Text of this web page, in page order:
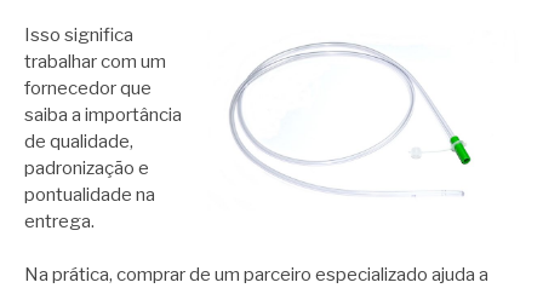
Isso significa
trabalhar com um
fornecedor que
saiba a importância
de qualidade,
padronização e
pontualidade na
entrega.
Na prática, comprar de um parceiro especializado ajuda a